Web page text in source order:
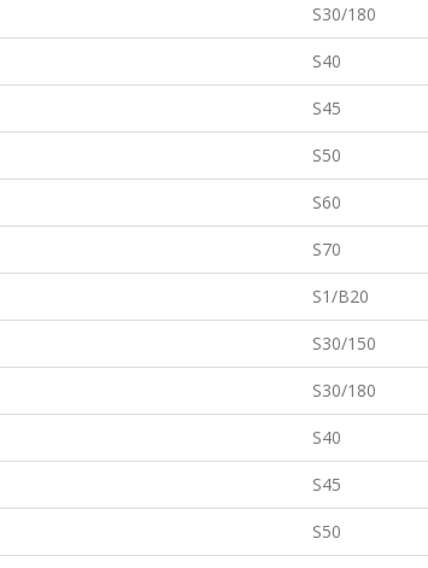
S30/180
S40
S45
S50
S60
S70
S1/B20
S30/150
S30/180
S40
S45
S50